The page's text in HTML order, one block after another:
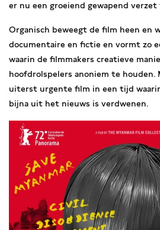
er nu een groeiend gewapend
Organisch beweegt de film heen en
documentaire en fictie en vormt zo
waarin de filmmakers creatieve
hoofdrolspelers anoniem te houden.
uiterst urgente film in een tijd
bijna uit het nieuws is verdwenen.